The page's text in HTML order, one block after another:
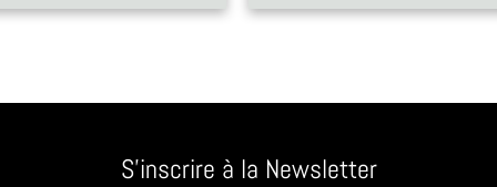
S'inscrire à la Newsletter